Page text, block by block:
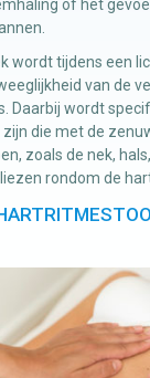
of het
wordt tijdens een
van de
Daarbij wordt
die met de
zoals de nek,
rondom de